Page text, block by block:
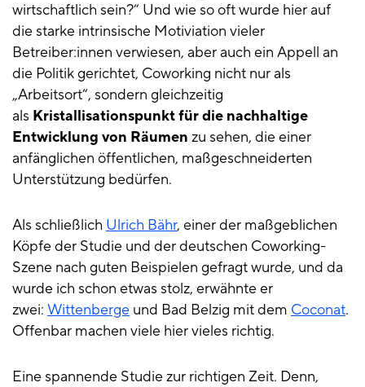
wirtschaftlich sein?“ Und wie so oft wurde hier auf
die starke intrinsische Motiviation vieler
Betreiber:innen verwiesen, aber auch ein Appell an
die Politik gerichtet, Coworking nicht nur als
„Arbeitsort“, sondern gleichzeitig
als Kristallisationspunkt für die nachhaltige
Entwicklung von Räumen zu sehen, die einer
anfänglichen öffentlichen, maßgeschneiderten
Unterstützung bedürfen.
Als schließlich Ulrich Bähr, einer der maßgeblichen
Köpfe der Studie und der deutschen Coworking-
Szene nach guten Beispielen gefragt wurde, und da
wurde ich schon etwas stolz, erwähnte er
zwei: Wittenberge und Bad Belzig mit dem Coconat.
Offenbar machen viele hier vieles richtig.
Eine spannende Studie zur richtigen Zeit. Denn,